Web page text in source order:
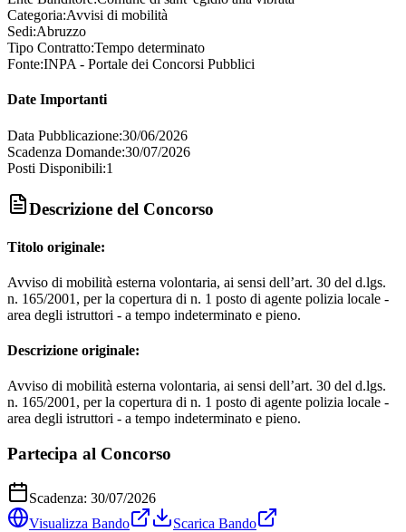
Categoria:Avvisi di mobilità
Sedi:Abruzzo
Tipo Contratto:Tempo determinato
Fonte:INPA - Portale dei Concorsi Pubblici
Date Importanti
Data Pubblicazione:30/06/2026
Scadenza Domande:30/07/2026
Posti Disponibili:1
Descrizione del Concorso
Titolo originale:
Avviso di mobilità esterna volontaria, ai sensi dell’art. 30 del d.lgs.
n. 165/2001, per la copertura di n. 1 posto di agente polizia locale -
area degli istruttori - a tempo indeterminato e pieno.
Descrizione originale:
Avviso di mobilità esterna volontaria, ai sensi dell’art. 30 del d.lgs.
n. 165/2001, per la copertura di n. 1 posto di agente polizia locale -
area degli istruttori - a tempo indeterminato e pieno.
Partecipa al Concorso
Scadenza: 30/07/2026
Visualizza Bando
Scarica Bando